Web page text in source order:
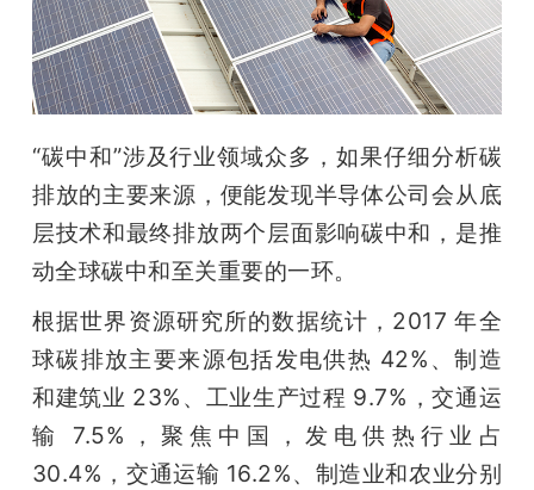
开
课
动
中
心
GAIR
“碳中和”涉及行业领域众多，如果仔细分析碳
排放的主要来源，便能发现半导体公司会从底
层技术和最终排放两个层面影响碳中和，是推
动全球碳中和至关重要的一环。
根据世界资源研究所的数据统计，2017 年全
球碳排放主要来源包括发电供热 42%、制造
和建筑业 23%、工业生产过程 9.7%，交通运
输 7.5%，聚焦中国，发电供热行业占
30.4%，交通运输 16.2%、制造业和农业分别